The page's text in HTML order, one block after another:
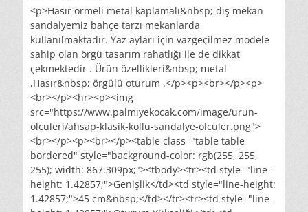
<p>Hasır örmeli metal kaplamalı&nbsp; dış mekan
sandalyemiz bahçe tarzı mekanlarda
kullanılmaktadır. Yaz ayları için vazgeçilmez modele
sahip olan örgü tasarım rahatlığı ile de dikkat
çekmektedir . Ürün özellikleri&nbsp; metal
,Hasır&nbsp; örgülü oturum .</p><p><br></p><p>
<br></p><hr><p><img
src="https://www.palmiyekocak.com/image/urun-
olculeri/ahsap-klasik-kollu-sandalye-olculer.png">
<br></p><p><br></p><table class="table table-
bordered" style="background-color: rgb(255, 255,
255); width: 867.309px;"><tbody><tr><td style="line-
height: 1.42857;">Genişlik</td><td style="line-height:
1.42857;">45 cm&nbsp;</td></tr><tr><td style="line-